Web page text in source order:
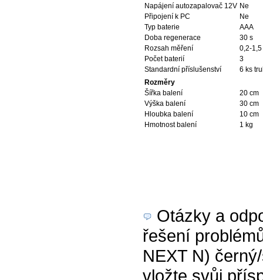
Napájení autozapalovač 12V Ne
Připojení k PC
Ne
Typ baterie
AAA
Doba regenerace
30 s
Rozsah měření
0,2-
Počet baterií
3
Standardní příslušenství
6 ks
Rozměry
Šířka balení
20 cm
Výška balení
30 cm
Hloubka balení
10 cm
Hmotnost balení
1 kg
Otázky a
řešení
NEXT N)
vložte svůj